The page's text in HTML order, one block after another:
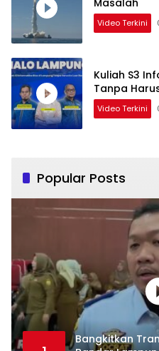
Masalah
Video Terkini
Kuliah S3
Tanpa
Video Terkini
Popular Posts
Bangkitkan